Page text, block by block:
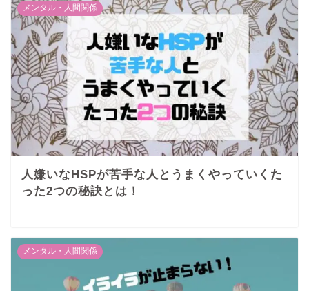
メンタル・人間関係
人嫌いなHSPが苦手な人とうまくやっていくた
った2つの秘訣とは！
メンタル・人間関係